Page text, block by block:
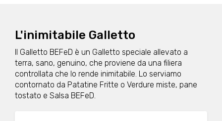
L'inimitabile Galletto
Il Galletto BEFeD è un Galletto speciale allevato a
terra, sano, genuino, che proviene da una filiera
controllata che lo rende inimitabile. Lo serviamo
contornato da Patatine Fritte o Verdure miste, pane
tostato e Salsa BEFeD.